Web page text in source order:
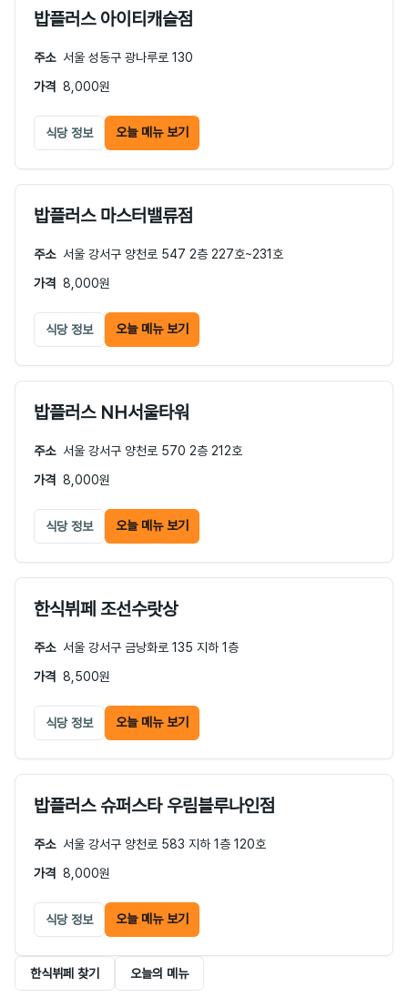
밥플러스 아이티캐슬점
주소 서울 성동구 광나루로 130
가격
8,000원
식당 정보 오늘 메뉴 보기
밥플러스 마스터밸류점
주소 서울 강서구 양천로 547 2층 227호~231호
가격
8,000원
식당 정보 오늘 메뉴 보기
밥플러스 NH서울타워
주소 서울 강서구 양천로 570 2층 212호
가격
8,000원
식당 정보 오늘 메뉴 보기
한식뷔페 조선수랏상
주소 서울 강서구 금낭화로 135 지하 1층
가격
8,500원
식당 정보 오늘 메뉴 보기
밥플러스 슈퍼스타 우림블루나인점
주소 서울 강서구 양천로 583 지하 1층 120호
가격
8,000원
식당 정보 오늘 메뉴 보기
한식뷔페 찾기 오늘의 메뉴